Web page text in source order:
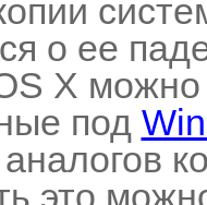
о ее
X можно
под
это